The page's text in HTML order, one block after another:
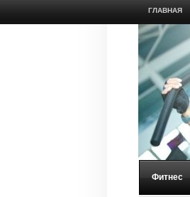
ГЛАВНАЯ
Фитнес